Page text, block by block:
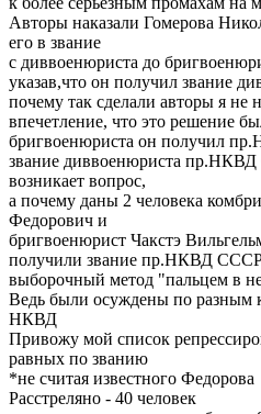
Авторы наказали Гомерова
его в звание
с диввоенюриста до
указав,что он получил звание
почему так сделали авторы я не
впечетление, что это решение
бригвоенюриста он получил
звание диввоенюриста
возникает вопрос,
а почему даны 2 человека
Федорович и
бригвоенюрист Чакстэ
получили звание пр.НКВД СССР
выборочный метод "пальцем в
Ведь были осуждены по разным
НКВД
Привожу мой список
равных по званию
*не считая известного Федорова
Расстреляно - 40 человек